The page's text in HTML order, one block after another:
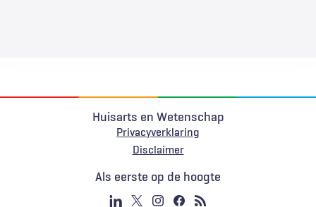
Huisarts en Wetenschap
Privacyverklaring
Voet
Disclaimer
Als eerste op de hoogte